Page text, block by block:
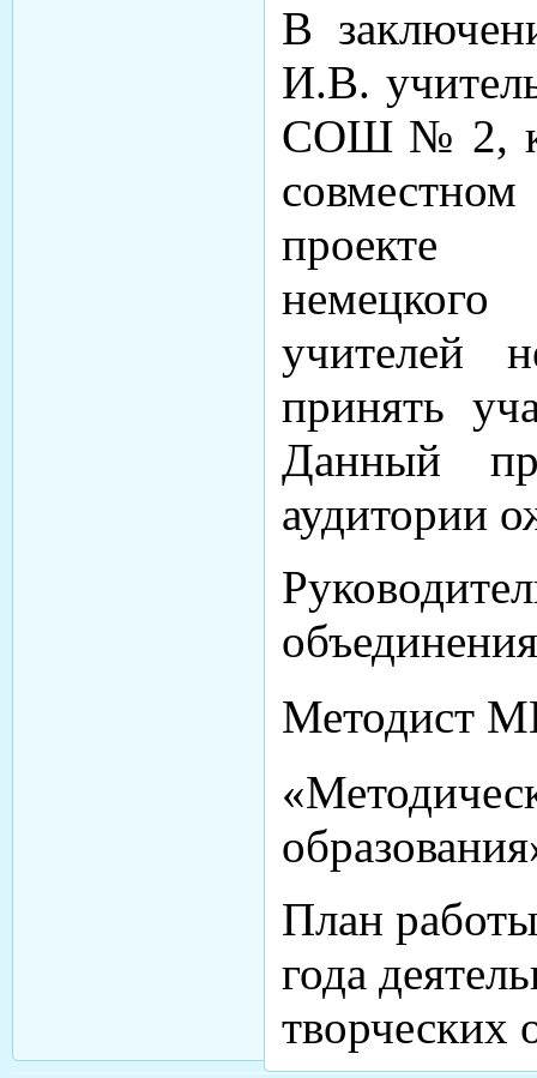
В
И.В.
СОШ № 2,
проекте
учителей
принять
Данный
аудитории
Методист
План
года
творческих